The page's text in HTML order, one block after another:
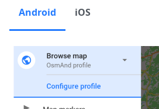
Android iOS